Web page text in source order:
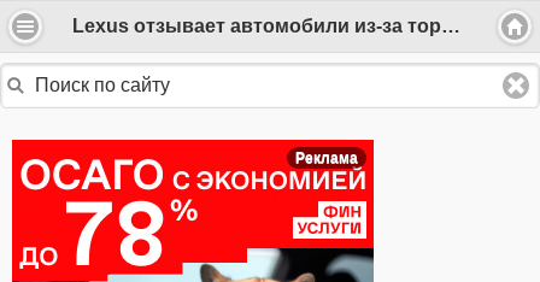
Lexus отзывает автомобили из-за тормозов
Реклама